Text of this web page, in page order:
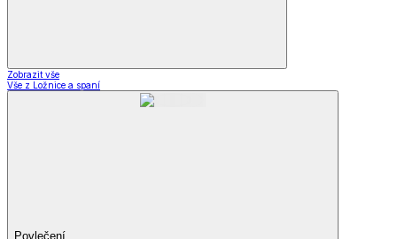
Zobrazit vše
Vše z Ložnice a spaní
Povlečení